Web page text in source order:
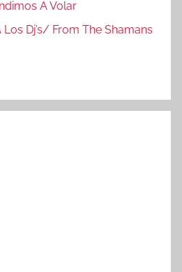
A Volar
Dj’s/ From The Shamans